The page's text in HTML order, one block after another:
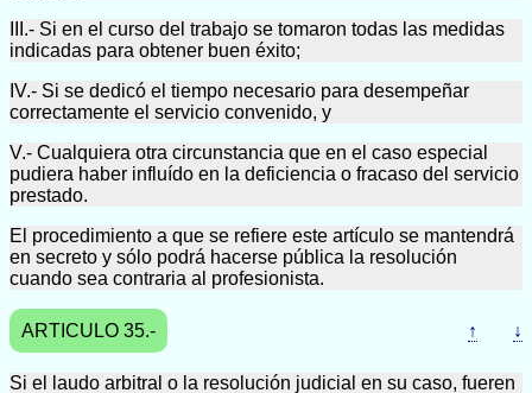
III.- Si en el curso del trabajo se tomaron todas las medidas
indicadas para obtener buen éxito;
IV.- Si se dedicó el tiempo necesario para desempeñar
correctamente el servicio convenido, y
V.- Cualquiera otra circunstancia que en el caso especial
pudiera haber influído en la deficiencia o fracaso del servicio
prestado.
El procedimiento a que se refiere este artículo se mantendrá
en secreto y sólo podrá hacerse pública la resolución
cuando sea contraria al profesionista.
ARTICULO 35.- ↑ ↓
Si el laudo arbitral o la resolución judicial en su caso, fueren